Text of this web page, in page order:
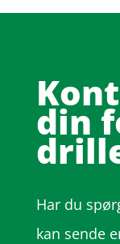
din
Har du
kan sende